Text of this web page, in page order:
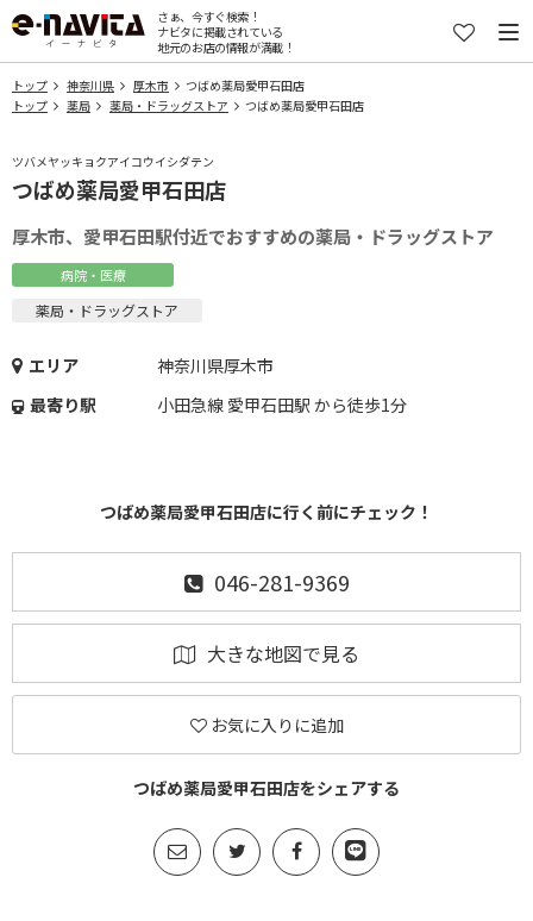
さぁ、今すぐ検索！
ナビタに掲載されている
地元のお店の情報が満載！
トップ 神奈川県 厚木市
つばめ薬局愛甲石田店
トップ
薬局 薬局・ドラッグストア つばめ薬局愛甲石田店
ツバメヤッキョクアイコウイシダテン
つばめ薬局愛甲石田店
厚木市、愛甲石田駅付近でおすすめの薬局・ドラッグストア
病院・医療
薬局・ドラッグストア
エリア
神奈川県厚木市
最寄り駅
小田急線 愛甲石田駅 から徒歩1分
つばめ薬局愛甲石田店に行く前にチェック！
046-281-9369
大きな地図で見る
お気に入りに追加
つばめ薬局愛甲石田店をシェアする